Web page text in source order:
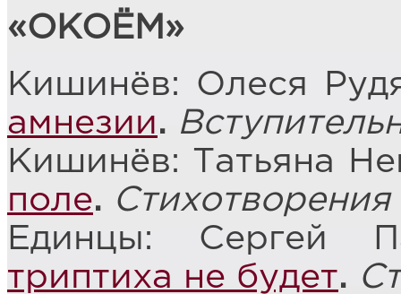
«ОКОЁМ»
Кишинёв: Олеся
амнезии.
Кишинёв: Татьяна
поле. Стихотворения
Единцы: Сергей
триптиха не будет.